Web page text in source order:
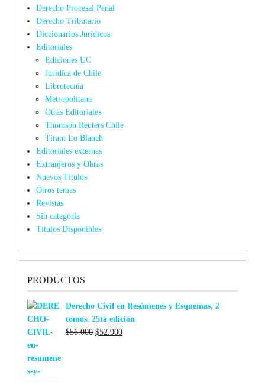
Derecho Procesal Penal
Derecho Tributario
Diccionarios Jurídicos
Editoriales
Ediciones UC
Juridica de Chile
Librotecnia
Metropolitana
Otras Editoriales
Thomson Reuters Chile
Tirant Lo Blanch
Editoriales externas
Extranjeros y Obras
Nuevos Títulos
Otros temas
Revistas
Sin categoría
Títulos Disponibles
PRODUCTOS
Derecho Civil en Resúmenes y Esquemas, 2
tomos. 25ta edición
$56.000 El
$52.900El